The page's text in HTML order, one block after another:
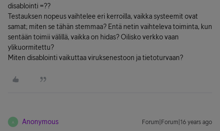
disablointi =??
Testauksen nopeus vaihtelee eri kerroilla, vaikka systeemit ovat
samat; miten se tähän stemmaa? Entä netin vaihteleva toiminta, kun
sentään toimii välillä, vaikka on hidas? Oilisko verkko vaan
ylikuormitettu?
Miten disablointi vaikuttaa viruksenestoon ja tietoturvaan?
A Anonymous Forum|Forum|16 years ago